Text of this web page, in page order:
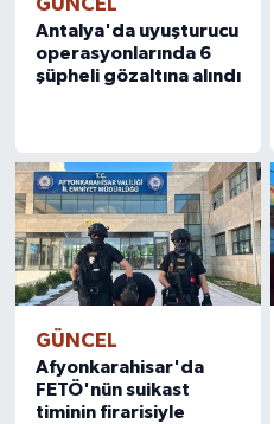
Antalya'da uyuşturucu
operasyonlarında 6
şüpheli gözaltına alındı
GÜNCEL
Afyonkarahisar'da
FETÖ'nün suikast
timinin firarisiyle